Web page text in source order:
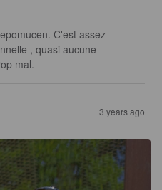
C'est assez
, quasi aucune
mal.
3 years ago